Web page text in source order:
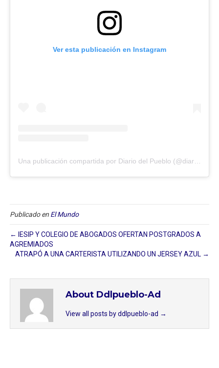
Ver esta publicación en Instagram
Publicado en El Mundo
← IESIP Y COLEGIO DE ABOGADOS OFERTAN POSTGRADOS A
AGREMIADOS
ATRAPÓ A UNA CARTERISTA UTILIZANDO UN JERSEY AZUL →
About Ddlpueblo-Ad
View all posts by ddlpueblo-ad →